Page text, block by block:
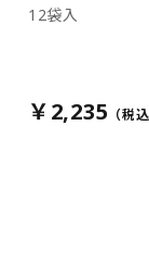
12袋入
￥2,235